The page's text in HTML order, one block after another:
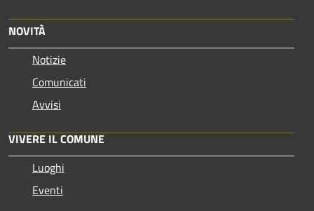
NOVITÀ
Notizie
Comunicati
Avvisi
VIVERE IL COMUNE
Luoghi
Eventi